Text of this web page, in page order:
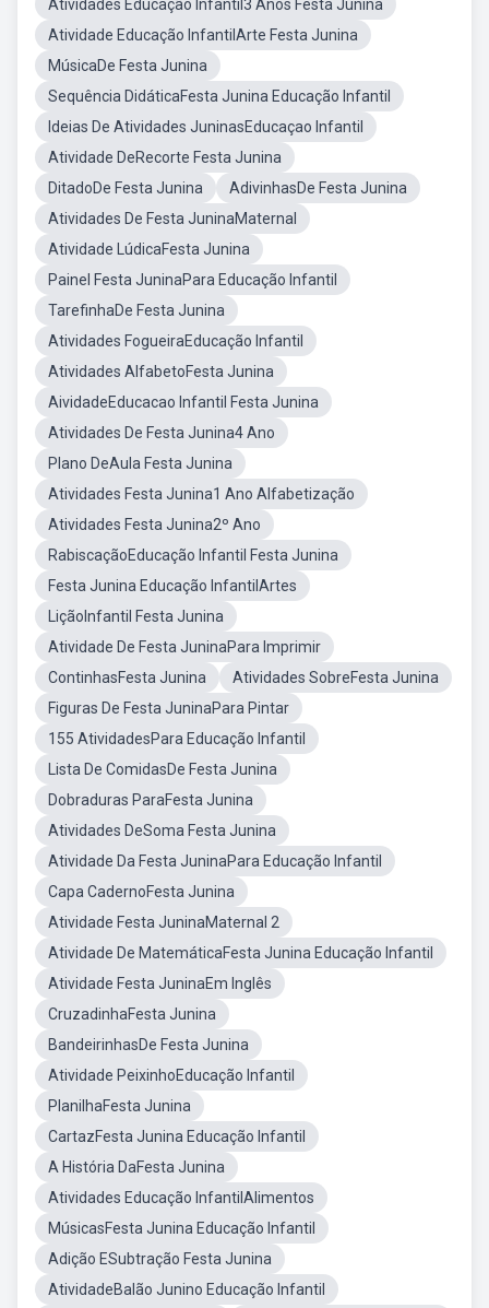
Atividades Educação Infantil3 Anos Festa Junina
Atividade Educação InfantilArte Festa Junina
MúsicaDe Festa Junina
Sequência DidáticaFesta Junina Educação Infantil
Ideias De Atividades JuninasEducaçao Infantil
Atividade DeRecorte Festa Junina
DitadoDe Festa Junina
AdivinhasDe Festa Junina
Atividades De Festa JuninaMaternal
Atividade LúdicaFesta Junina
Painel Festa JuninaPara Educação Infantil
TarefinhaDe Festa Junina
Atividades FogueiraEducação Infantil
Atividades AlfabetoFesta Junina
AividadeEducacao Infantil Festa Junina
Atividades De Festa Junina4 Ano
Plano DeAula Festa Junina
Atividades Festa Junina1 Ano Alfabetização
Atividades Festa Junina2º Ano
RabiscaçãoEducação Infantil Festa Junina
Festa Junina Educação InfantilArtes
LiçãoInfantil Festa Junina
Atividade De Festa JuninaPara Imprimir
ContinhasFesta Junina
Atividades SobreFesta Junina
Figuras De Festa JuninaPara Pintar
155 AtividadesPara Educação Infantil
Lista De ComidasDe Festa Junina
Dobraduras ParaFesta Junina
Atividades DeSoma Festa Junina
Atividade Da Festa JuninaPara Educação Infantil
Capa CadernoFesta Junina
Atividade Festa JuninaMaternal 2
Atividade De MatemáticaFesta Junina Educação Infantil
Atividade Festa JuninaEm Inglês
CruzadinhaFesta Junina
BandeirinhasDe Festa Junina
Atividade PeixinhoEducação Infantil
PlanilhaFesta Junina
CartazFesta Junina Educação Infantil
A História DaFesta Junina
Atividades Educação InfantilAlimentos
MúsicasFesta Junina Educação Infantil
Adição ESubtração Festa Junina
AtividadeBalão Junino Educação Infantil